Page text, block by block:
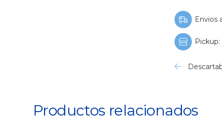
Envios
Productos relacionados